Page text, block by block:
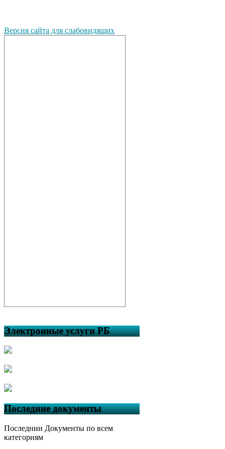
Версия сайта для слабовидящих
Электронные услуги РБ
Последние документы
Последнии Документы по всем
категориям